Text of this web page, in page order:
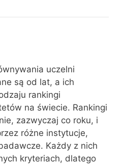
uczelni
są od lat, a ich
rankingi
na świecie. Rankingi
zazwyczaj co roku, i
różne instytucje,
Każdy z nich
kryteriach, dlatego